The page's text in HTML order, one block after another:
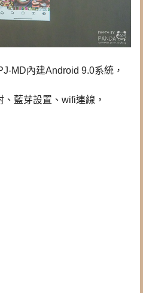
MD內建Android 9.0系統，
藍芽設置、wifi連線，